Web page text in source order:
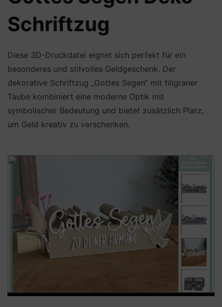
Schriftzug
Diese 3D-Druckdatei eignet sich perfekt für ein
besonderes und stilvolles Geldgeschenk. Der
dekorative Schriftzug „Gottes Segen“ mit filigraner
Taube kombiniert eine moderne Optik mit
symbolischer Bedeutung und bietet zusätzlich Platz,
um Geld kreativ zu verschenken.